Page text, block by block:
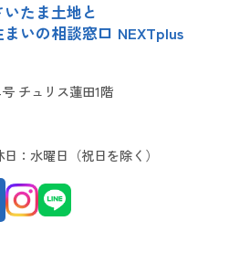
いたま土地と
まいの相談窓口 NEXTplus
チュリス蓮田1階
日：水曜日（祝日を除く）